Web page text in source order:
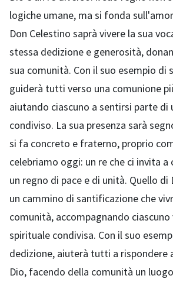
logiche umane, ma si fonda
Don Celestino saprà vivere la sua
stessa dedizione e generosità,
sua comunità. Con il suo esempio di
guiderà tutti verso una comunione
aiutando ciascuno a sentirsi parte di
condiviso. La sua presenza sarà
si fa concreto e fraterno, proprio
celebriamo oggi: un re che ci invita
un regno di pace e di unità. Quello di
un cammino di santificazione che
comunità, accompagnando
spirituale condivisa. Con il suo
dedizione, aiuterà tutti a rispondere
Dio, facendo della comunità un